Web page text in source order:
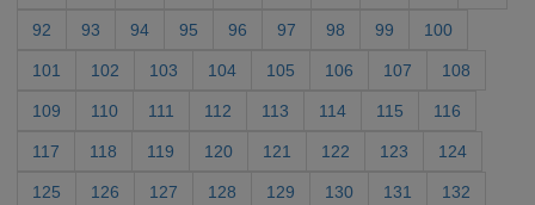
92 93 94 95 96 97 98 99 100
101 102 103 104 105 106 107 108
109 110 111 112 113 114 115 116
117 118 119 120 121 122 123 124
125 126 127 128 129 130 131 132